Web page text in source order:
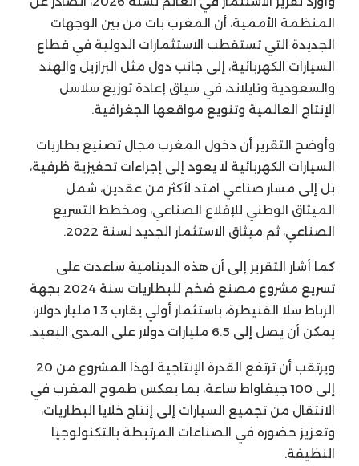
المنظمة الأممية، أن المغرب بات من بين الوجهات
الجديدة التي تستقطب الاستثمارات الدولية في قطاع
السيارات الكهربائية، إلى جانب دول مثل البرازيل والهند
والسعودية وتايلاند، في سياق إعادة توزيع سلاسل
الإنتاج العالمية وتنويع مواقعها الجغرافية.
وأوضح التقرير أن دخول المغرب مجال تصنيع بطاريات
السيارات الكهربائية لا يعود إلى إجراءات تحفيزية ظرفية،
بل إلى مسار صناعي امتد لأكثر من عقدين، شمل
الميثاق الوطني للإقلاع الصناعي، ومخطط التسريع
الصناعي، ثم ميثاق الاستثمار الجديد لسنة 2022.
كما أشار التقرير إلى أن هذه الدينامية ساعدت على
تسريع مشروع مصنع ضخم للبطاريات سنة 2024 بجهة
الرباط سلا القنيطرة، باستثمار أولي يقارب 1.3 مليار دولار،
يمكن أن يصل إلى 6.5 مليارات دولار على المدى البعيد.
ويرتقب أن ترتفع القدرة الإنتاجية لهذا المشروع من 20
إلى 100 جيغاواط ساعة، بما يعكس طموح المغرب في
الانتقال من تجميع السيارات إلى إنتاج خلايا البطاريات،
وتعزيز حضوره في الصناعات المرتبطة بالتكنولوجيا
النظيفة.